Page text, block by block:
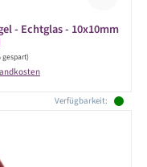
- Echtglas - 10x10mm
gespart)
Verfügbarkeit: